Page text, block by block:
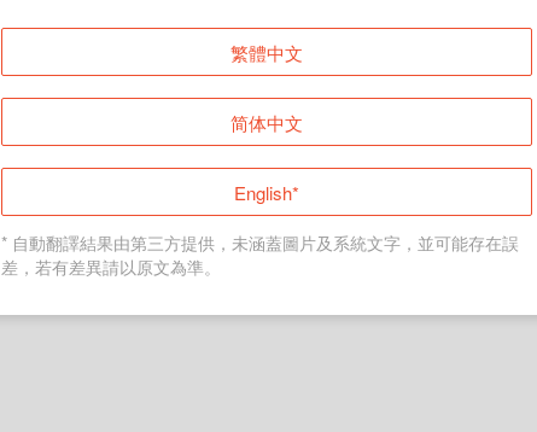
登入
返回首頁
繁體中文
简体中文
English*
* 自動翻譯結果由第三方提供，未涵蓋圖片及系統文字，並可能存在誤
差，若有差異請以原文為準。